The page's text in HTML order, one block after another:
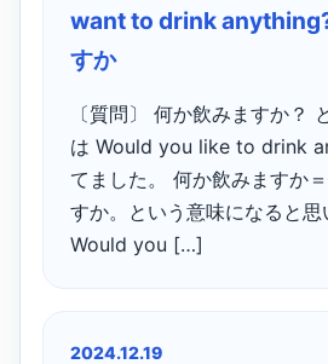
want to drink
すか
〔質問〕 何か飲みますか？
は Would you like to drink
てました。 何か飲みますか
すか。という意味になると思
Would you […]
2024.12.19